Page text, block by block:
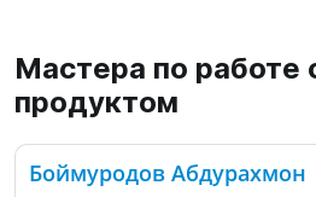
Мастера по работе
продуктом
Боймуродов Абдурахмон